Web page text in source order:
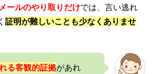
ールのやり取りだけでは、言い逃れ
証明が難しいことも少なくありませ
る客観的証拠があれ